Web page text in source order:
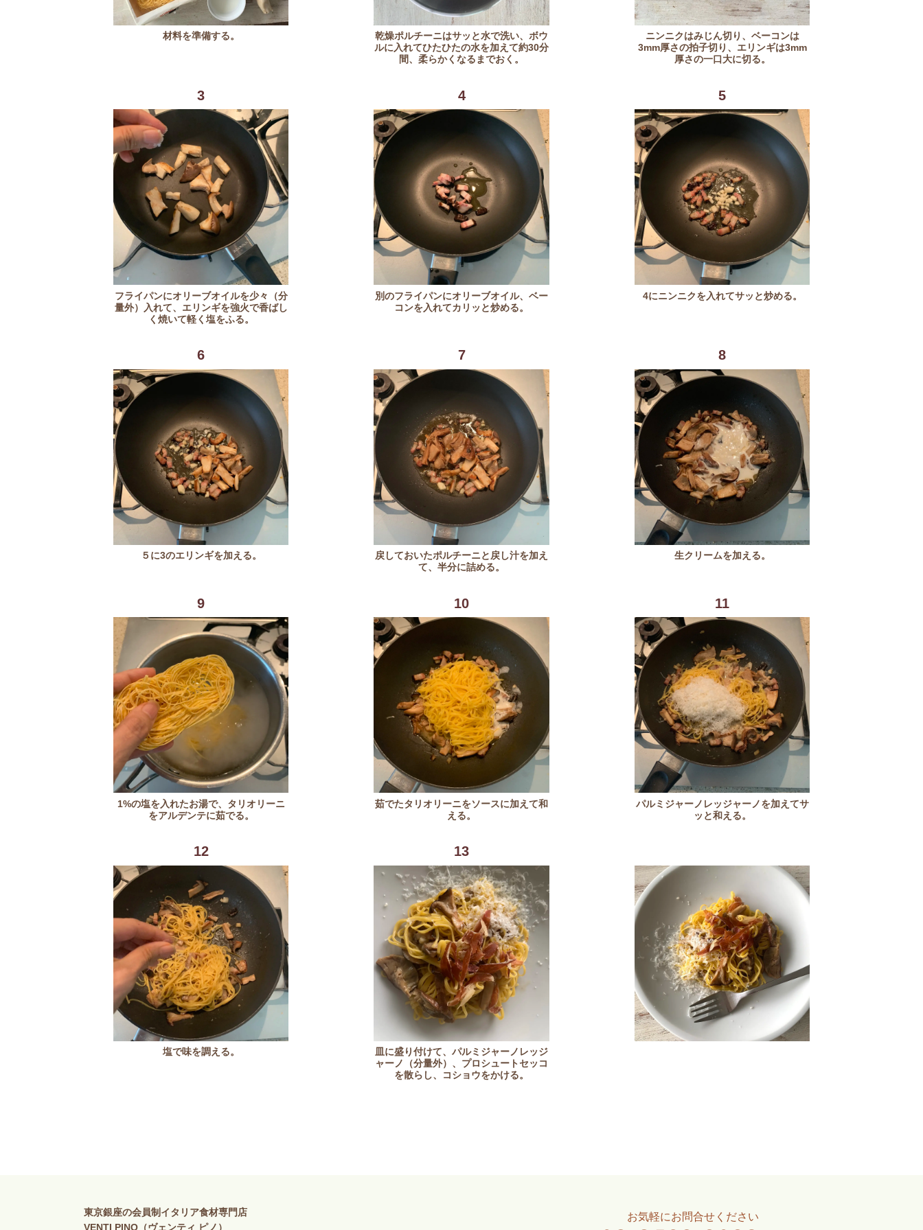
材料を準備する。
乾燥ポルチーニはサッと水で洗い、ボウ
ルに入れてひたひたの水を加えて約30分
間、柔らかくなるまでおく。
ニンニクはみじん切り、ベーコンは
3mm厚さの拍子切り、エリンギは3mm
厚さの一口大に切る。
3
フライパンにオリーブオイルを少々（分
量外）入れて、エリンギを強火で香ばし
く焼いて軽く塩をふる。
4
別のフライパンにオリーブオイル、ベー
コンを入れてカリッと炒める。
5
4にニンニクを入れてサッと炒める。
6
５に3のエリンギを加える。
7
戻しておいたポルチーニと戻し汁を加え
て、半分に詰める。
8
生クリームを加える。
9
1%の塩を入れたお湯で、タリオリーニ
をアルデンテに茹でる。
10
茹でたタリオリーニをソースに加えて和
える。
11
パルミジャーノレッジャーノを加えてサ
ッと和える。
12
塩で味を調える。
13
皿に盛り付けて、パルミジャーノレッジ
ャーノ（分量外）、プロシュートセッコ
を散らし、コショウをかける。
東京銀座の会員制イタリア食材専門店
VENTI PINO（ヴェンティ ピノ）
お気軽にお問合せください